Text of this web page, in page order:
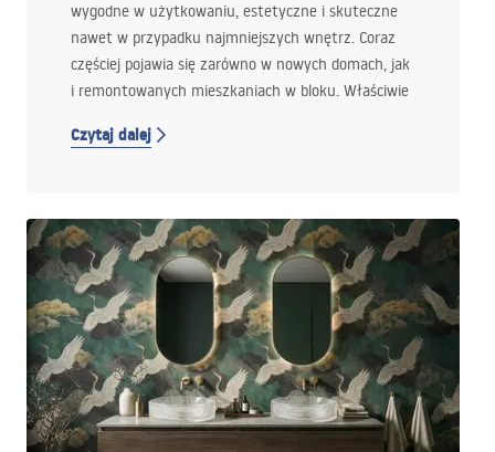
wygodne w użytkowaniu, estetyczne i skuteczne
nawet w przypadku najmniejszych wnętrz. Coraz
częściej pojawia się zarówno w nowych domach, jak
i remontowanych mieszkaniach w bloku. Właściwie
podnieść komfort codziennego korzystania z
ogrzewania podłogowego, ile kosztuje jego montaż i
jak zastosować je bezpiecznie także w strefie
prysznicowej. Wyjaśnimy, gdzie można układać
podłogówkę, a które miejsca wymagają zachowania
szczególnej ostrożności. Rozwiejemy również
najczęstsze wątpliwości, dzięki czemu łatwiej
podejmiesz właściwą decyzję.
Grafika wygenerowana przez AI
Czytaj dalej